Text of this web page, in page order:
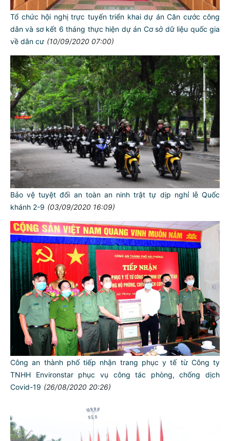
Tổ chức hội nghị trực tuyến triển khai dự án Căn cước công
dân và sơ kết 6 tháng thực hiện dự án Cơ sở dữ liệu quốc gia
về dân cư (10/09/2020 07:00)
Bảo vệ tuyệt đối an toàn an ninh trật tự dịp nghỉ lễ Quốc
khánh 2-9 (03/09/2020 16:09)
Công an thành phố tiếp nhận trang phục y tế từ Công ty
TNHH Environstar phục vụ công tác phòng, chống dịch
Covid-19 (26/08/2020 20:26)